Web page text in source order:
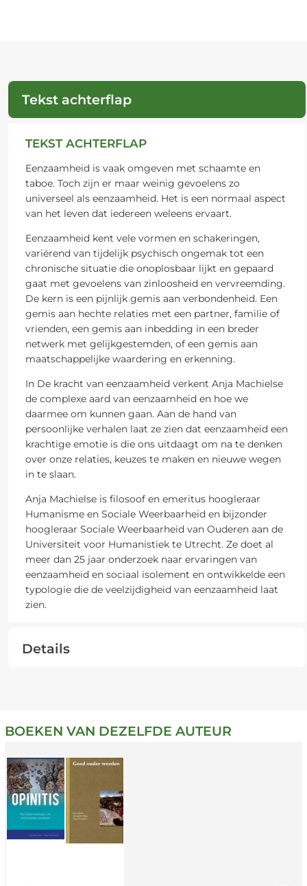
Tekst achterflap
TEKST ACHTERFLAP
Eenzaamheid is vaak omgeven met schaamte en
taboe. Toch zijn er maar weinig gevoelens zo
universeel als eenzaamheid. Het is een normaal aspect
van het leven dat iedereen weleens ervaart.
Eenzaamheid kent vele vormen en schakeringen,
variërend van tijdelijk psychisch ongemak tot een
chronische situatie die onoplosbaar lijkt en gepaard
gaat met gevoelens van zinloosheid en vervreemding.
De kern is een pijnlijk gemis aan verbondenheid. Een
gemis aan hechte relaties met een partner, familie of
vrienden, een gemis aan inbedding in een breder
netwerk met gelijkgestemden, of een gemis aan
maatschappelijke waardering en erkenning.
In De kracht van eenzaamheid verkent Anja Machielse
de complexe aard van eenzaamheid en hoe we
daarmee om kunnen gaan. Aan de hand van
persoonlijke verhalen laat ze zien dat eenzaamheid een
krachtige emotie is die ons uitdaagt om na te denken
over onze relaties, keuzes te maken en nieuwe wegen
in te slaan.
Anja Machielse is filosoof en emeritus hoogleraar
Humanisme en Sociale Weerbaarheid en bijzonder
hoogleraar Sociale Weerbaarheid van Ouderen aan de
Universiteit voor Humanistiek te Utrecht. Ze doet al
meer dan 25 jaar onderzoek naar ervaringen van
eenzaamheid en sociaal isolement en ontwikkelde een
typologie die de veelzijdigheid van eenzaamheid laat
zien.
Details
BOEKEN VAN DEZELFDE AUTEUR